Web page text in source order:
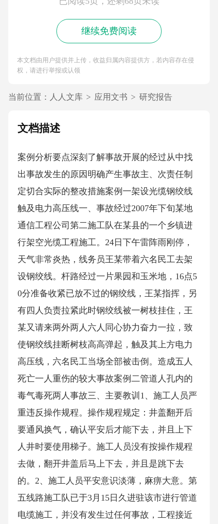
继续免费阅读
本文档由用户提供并上传，收益归属内容提供方，若内容存在侵
权，请进行举报或认领
当前位置： 人人文库 > 应用文书 > 研究报告
文档描述
案例分析要点深刻了解事故开展的经过从中找
出事故发生的原因明确产生事故主、次责任制
定切合实际的整改措施案例一架设光缆钢绞线
触及电力高压线一、事故经过2007年下旬某地
通信工程公司第二施工队在某县的一个乡镇进
行架空光缆工程施工。24日下午雷阵雨刚停，
天气非常炎热，线务员王某带着六名民工去架
设钢绞线。杆路经过一片果园和玉米地，16点5
0分准备收紧已放不过的钢绞线，王某指挥，另
有四人负责拉紧此时钢绞线被一树枝挂住，王
某又请来两外两人六人同心协力奋力一拉，致
使钢绞线挂断树枝高高弹起，触及其上方电力
高压线，六名民工当场全部被击倒。造成五人
死亡一人重伤的较大事故案例二管道人孔内的
毒气毒死两人事故三、主要教训1、施工人员严
重违反操作规程。操作规程规定：井盖翻开后
要通风换气，确认平安后才能下去，并且上下
人井时要使用梯子。施工人员没有按操作规程
去做，翻开井盖后马上下去，并且是跳下去
的。2、施工人员平安意识淡薄，麻痹大意。第
五线路施工队已于3月15日久进驻该市进行管道
电缆施工，并没有发生过任何事故，工程接近